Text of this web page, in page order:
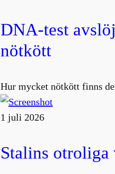
DNA-test
nötkött
Hur mycket nötkött finns
1 juli 2026
Stalins